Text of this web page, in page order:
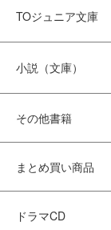
TOジュニア文庫
小説（文庫）
その他書籍
まとめ買い商品
ドラマCD